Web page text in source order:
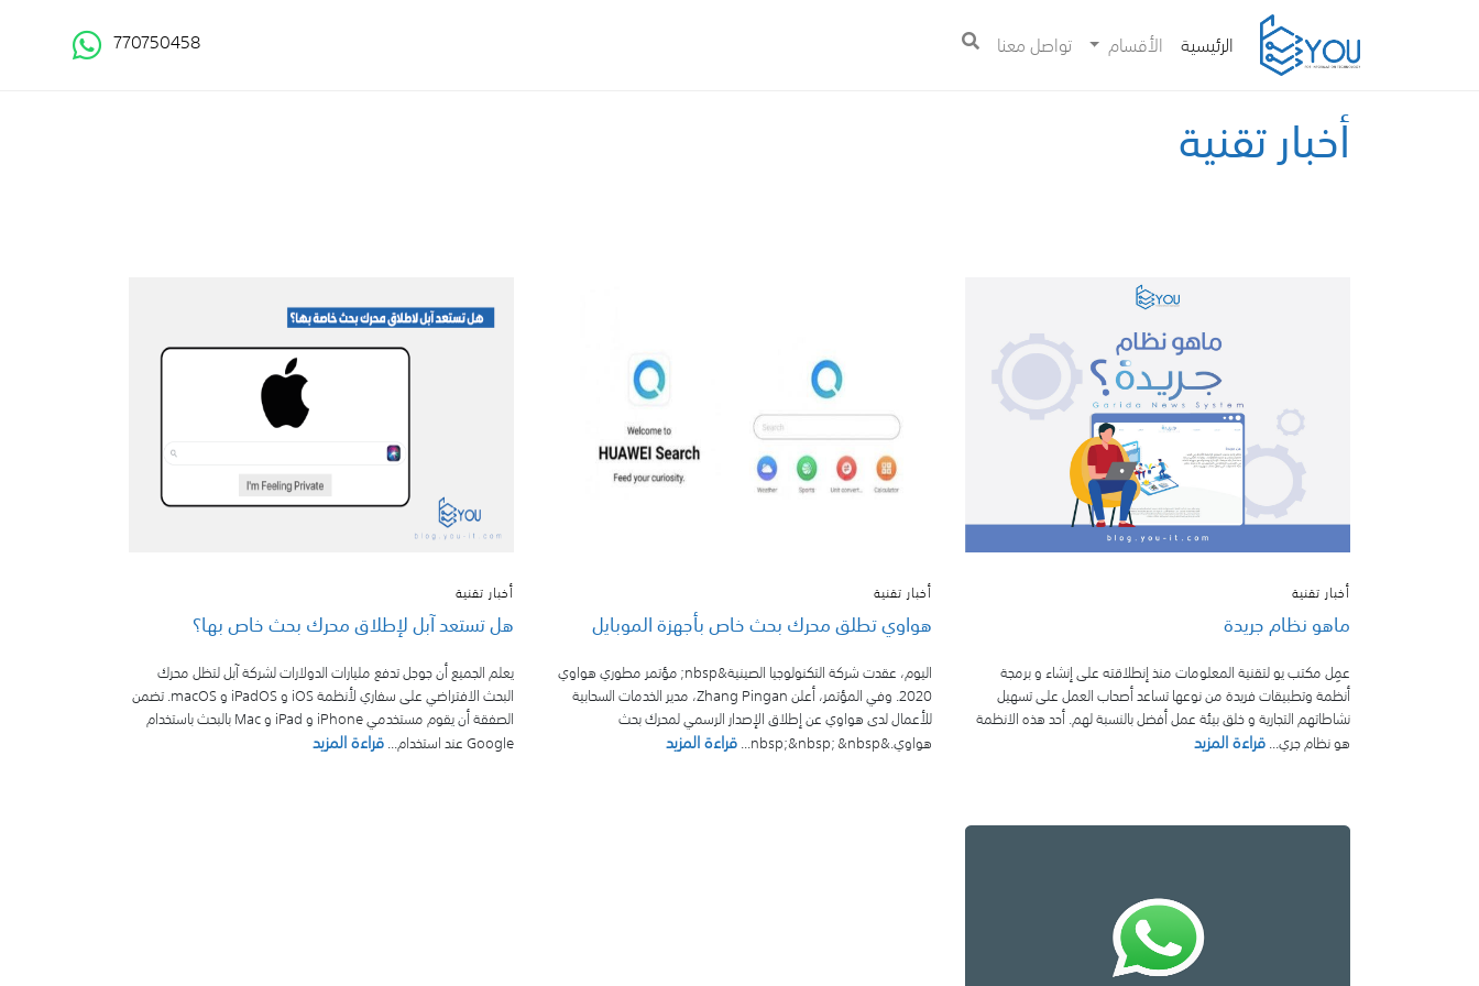
الرئيسية(current) الأقسام تواصل معنا 770750458
أخبار تقنية
أخبار تقنية
ماهو نظام جريدة
عمِل مكتب يو لتقنية المعلومات منذ إنطلاقته على إنشاء و برمجة
أنظمة وتطبيقات فريدة من نوعها تساعد أصحاب العمل على تسهيل
نشاطاتهم التجارية و خلق بيئة عمل أفضل بالنسبة لهم. أحد هذه الانظمة
هو نظام جري...قراءة المزيد
أخبار تقنية
هواوي تطلق محرك بحث خاص بأجهزة الموبايل
اليوم، عقدت شركة التكنولوجيا الصينية&nbsp; مؤتمر مطوري هواوي
2020. وفي المؤتمر، أعلن Zhang Pingan، مدير الخدمات السحابية
للأعمال لدى هواوي عن إطلاق الإصدار الرسمي لمحرك بحث
هواوي.&nbsp;&nbsp; &nbsp...
قراءة المزيد
أخبار تقنية
هل تستعد آبل لإطلاق محرك بحث خاص بها؟
يعلم الجميع أن جوجل تدفع مليارات الدولارات لشركة آبل لتظل محرك
البحث الافتراضي على سفاري لأنظمة iOS و iPadOS و macOS. تضمن
الصفقة أن يقوم مستخدمي iPhone و iPad و Mac بالبحث باستخدام
Google عند استخدام...
قراءة المزيد